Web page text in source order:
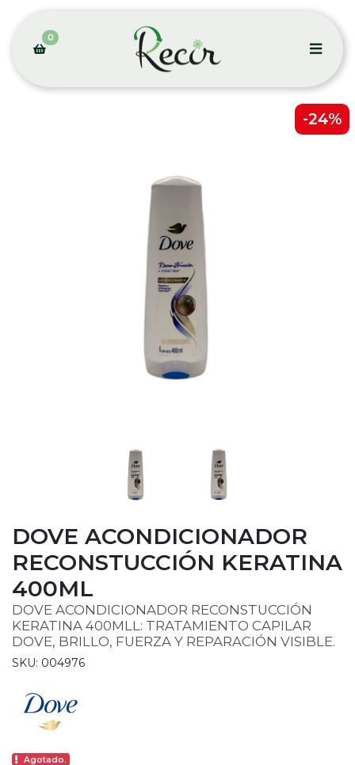
0
-24%
DOVE ACONDICIONADOR
RECONSTUCCIÓN KERATINA
400ML
DOVE ACONDICIONADOR RECONSTUCCIÓN
KERATINA 400MLL: TRATAMIENTO CAPILAR
DOVE, BRILLO, FUERZA Y REPARACIÓN VISIBLE.
SKU: 004976
Agotado.